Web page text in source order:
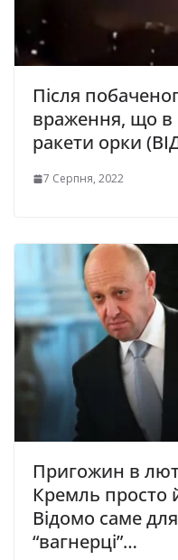
Після
враження, що в
ракети орки
7 Серпня, 2022
Пригожин в
Кремль просто
Відомо саме
“вагнерці”…